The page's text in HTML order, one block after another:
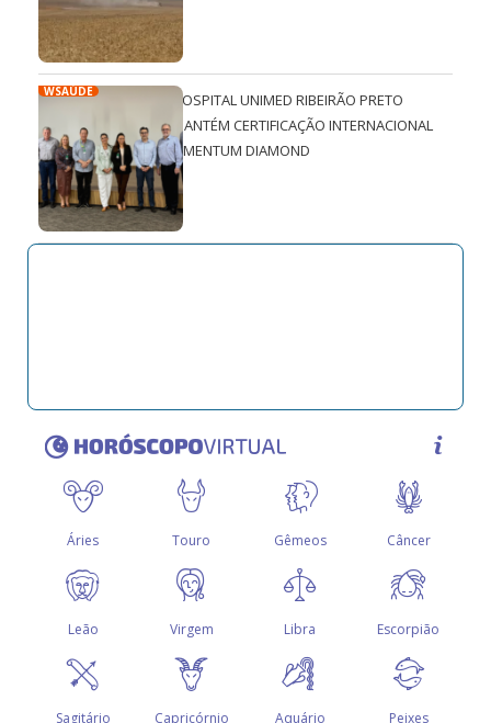
WSAÚDE
HOSPITAL UNIMED RIBEIRÃO PRETO
MANTÉM CERTIFICAÇÃO INTERNACIONAL
QMENTUM DIAMOND